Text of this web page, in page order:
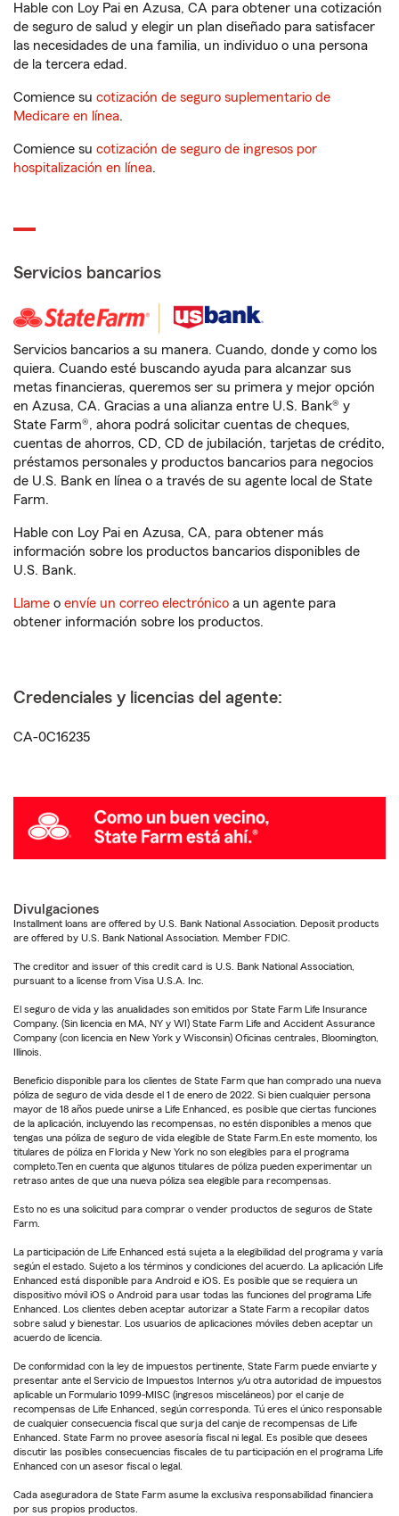
Hable con Loy Pai en Azusa, CA para obtener una cotización
de seguro de salud y elegir un plan diseñado para satisfacer
las necesidades de una familia, un individuo o una persona
de la tercera edad.
Comience su cotización de seguro suplementario de
Medicare en línea.
Comience su cotización de seguro de ingresos por
hospitalización en línea.
Servicios bancarios
Servicios bancarios a su manera. Cuando, donde y como los
quiera. Cuando esté buscando ayuda para alcanzar sus
metas financieras, queremos ser su primera y mejor opción
en Azusa, CA. Gracias a una alianza entre U.S. Bank® y
State Farm®, ahora podrá solicitar cuentas de cheques,
cuentas de ahorros, CD, CD de jubilación, tarjetas de crédito,
préstamos personales y productos bancarios para negocios
de U.S. Bank en línea o a través de su agente local de State
Farm.
Hable con Loy Pai en Azusa, CA, para obtener más
información sobre los productos bancarios disponibles de
U.S. Bank.
Llame o envíe un correo electrónico a un agente para
obtener información sobre los productos.
Credenciales y licencias del agente:
CA-0C16235
Divulgaciones
Installment loans are offered by U.S. Bank National Association. Deposit products
are offered by U.S. Bank National Association. Member FDIC.
The creditor and issuer of this credit card is U.S. Bank National Association,
pursuant to a license from Visa U.S.A. Inc.
El seguro de vida y las anualidades son emitidos por State Farm Life Insurance
Company. (Sin licencia en MA, NY y WI) State Farm Life and Accident Assurance
Company (con licencia en New York y Wisconsin) Oficinas centrales, Bloomington,
Illinois.
Beneficio disponible para los clientes de State Farm que han comprado una nueva
póliza de seguro de vida desde el 1 de enero de 2022. Si bien cualquier persona
mayor de 18 años puede unirse a Life Enhanced, es posible que ciertas funciones
de la aplicación, incluyendo las recompensas, no estén disponibles a menos que
tengas una póliza de seguro de vida elegible de State Farm.En este momento, los
titulares de póliza en Florida y New York no son elegibles para el programa
completo.Ten en cuenta que algunos titulares de póliza pueden experimentar un
retraso antes de que una nueva póliza sea elegible para recompensas.
Esto no es una solicitud para comprar o vender productos de seguros de State
Farm.
La participación de Life Enhanced está sujeta a la elegibilidad del programa y varía
según el estado. Sujeto a los términos y condiciones del acuerdo. La aplicación Life
Enhanced está disponible para Android e iOS. Es posible que se requiera un
dispositivo móvil iOS o Android para usar todas las funciones del programa Life
Enhanced. Los clientes deben aceptar autorizar a State Farm a recopilar datos
sobre salud y bienestar. Los usuarios de aplicaciones móviles deben aceptar un
acuerdo de licencia.
De conformidad con la ley de impuestos pertinente, State Farm puede enviarte y
presentar ante el Servicio de Impuestos Internos y/u otra autoridad de impuestos
aplicable un Formulario 1099-MISC (ingresos misceláneos) por el canje de
recompensas de Life Enhanced, según corresponda. Tú eres el único responsable
de cualquier consecuencia fiscal que surja del canje de recompensas de Life
Enhanced. State Farm no provee asesoría fiscal ni legal. Es posible que desees
discutir las posibles consecuencias fiscales de tu participación en el programa Life
Enhanced con un asesor fiscal o legal.
Cada aseguradora de State Farm asume la exclusiva responsabilidad financiera
por sus propios productos.